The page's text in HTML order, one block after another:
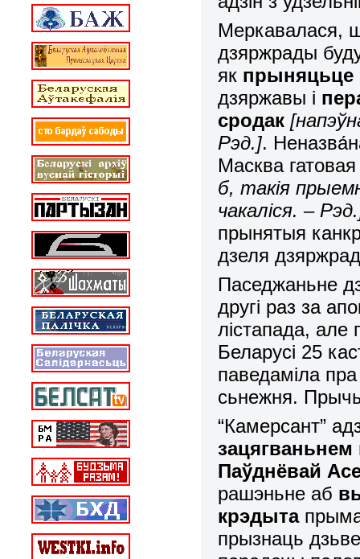
Меркавалася,
дзяржрады
як прыняцьце
дзяржавы і
сродак
Рэд.].
Масква
б, такія
чакаліся. –
прынятыя
дзеля
Паседжаньне
другі раз за
лістапада, але
Беларусі 25
паведаміла
сьнежня.
“Камерсант”
Паўднёвай
рашэньне аб
крэдыта
прызнаць дзьве